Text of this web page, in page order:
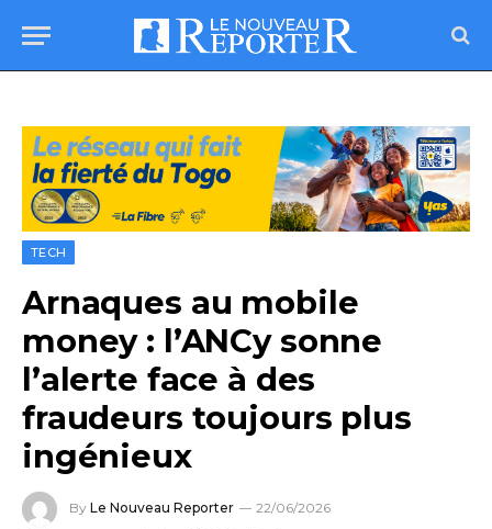
TECH
Arnaques au mobile
money : l’ANCy sonne
l’alerte face à des
fraudeurs toujours plus
ingénieux
By Le Nouveau Reporter
22/06/2026